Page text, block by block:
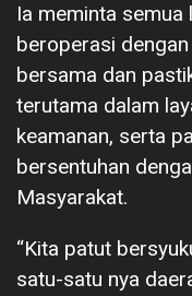
Ia meminta semua
beroperasi
bersama dan
terutama dalam
keamanan, serta
bersentuhan
Masyarakat.
“Kita patut
satu-satu nya